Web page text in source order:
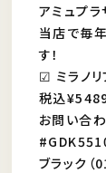
アミュプ
当店で毎
す！
☑︎ ミラノリ
税込
お問い合
ブラック（